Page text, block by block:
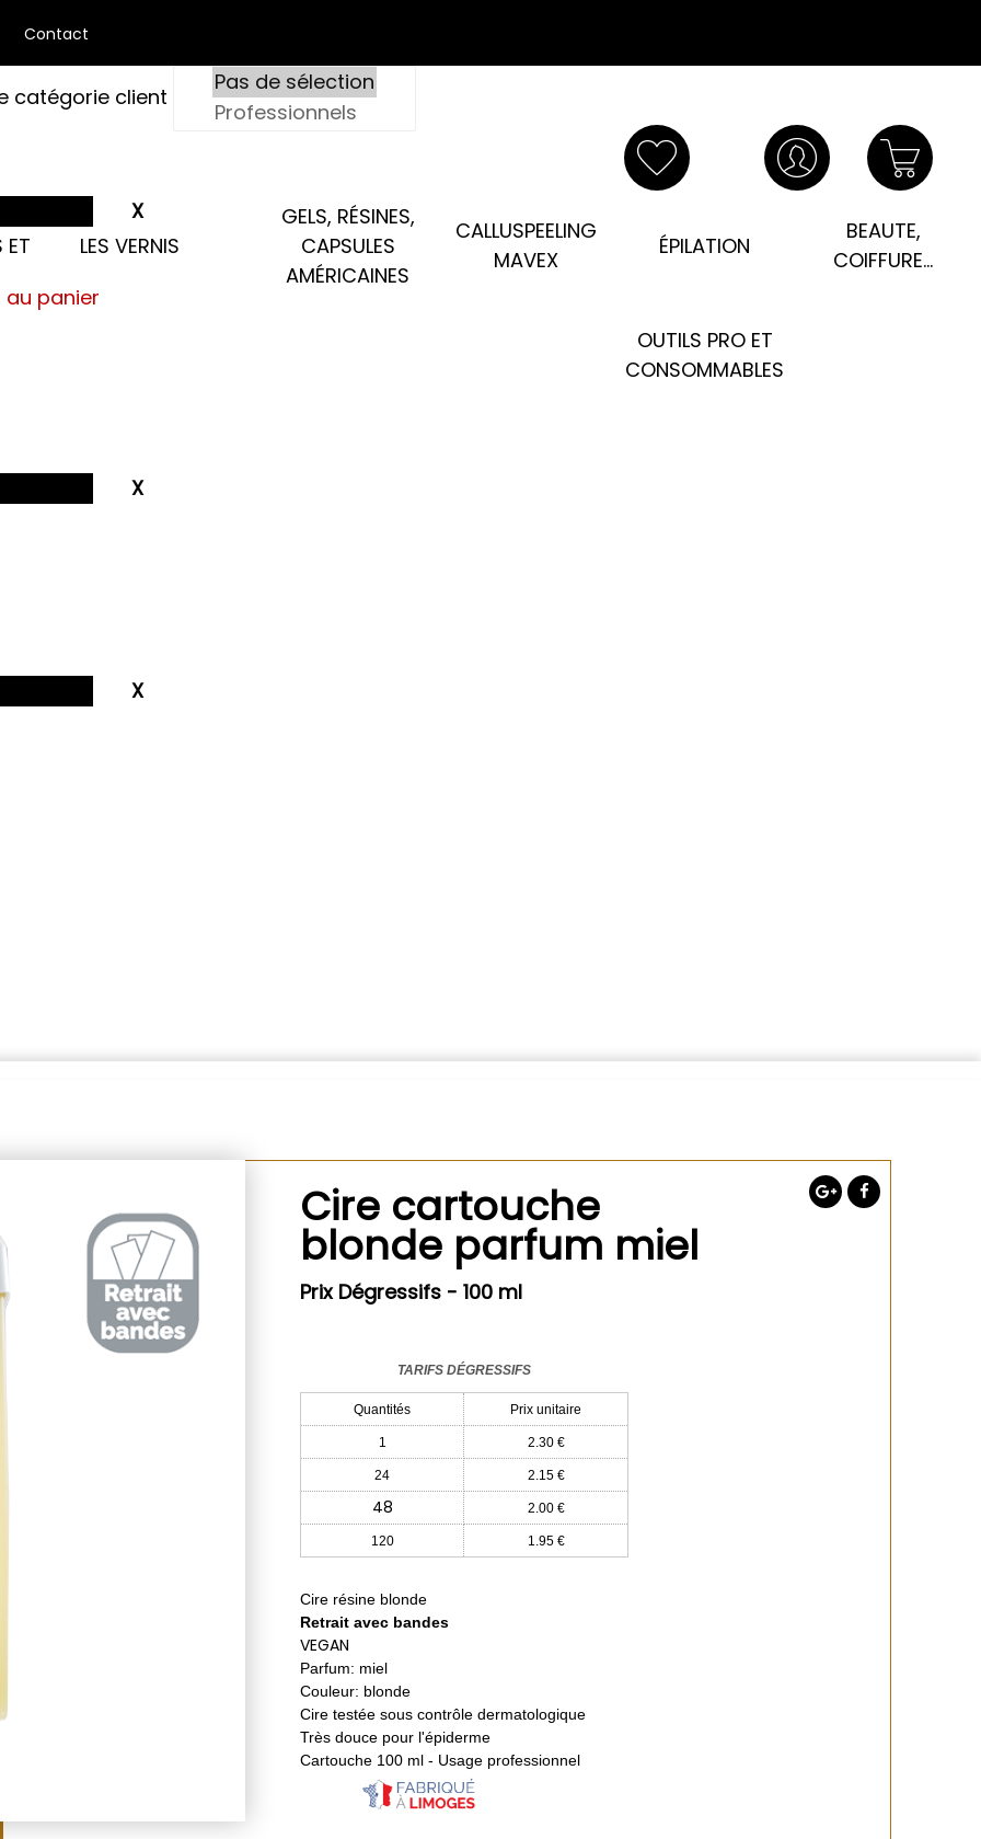
Contact
catégorie client
panier
ET LES VERNIS
GELS, RÉSINES,
CAPSULES
AMÉRICAINES
CALLUSPEELING
MAVEX
ÉPILATION
BEAUTE,
COIFFURE...
OUTILS PRO ET
CONSOMMABLES
Cire cartouche
blonde parfum miel
Prix Dégressifs - 100 ml
TARIFS DÉGRESSIFS
Quantités Prix unitaire
1 2.30 €
24 2.15 €
48 2.00 €
120 1.95 €
Cire résine blonde
Retrait avec bandes
VEGAN
Parfum: miel
Couleur: blonde
Cire testée sous contrôle dermatologique
Très douce pour l'épiderme
Cartouche 100 ml - Usage professionnel